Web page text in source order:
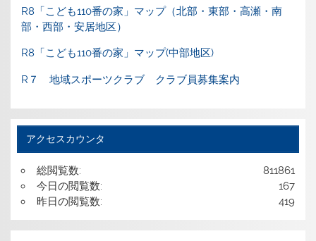
R8「こども110番の家」マップ（北部・東部・高瀬・南
部・西部・安居地区）
R8「こども110番の家」マップ(中部地区)
R７ 地域スポーツクラブ クラブ員募集案内
アクセスカウンタ
811861
総閲覧数:
167
今日の閲覧数:
419
昨日の閲覧数: